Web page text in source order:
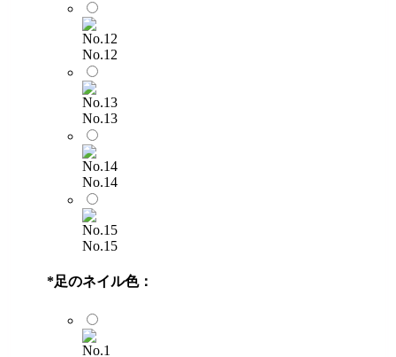
No.12
No.13
No.14
No.15
*足のネイル色：